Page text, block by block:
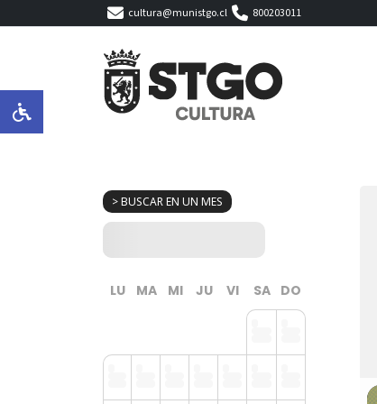
cultura@munistgo.cl 800203011
> BUSCAR EN UN MES
LU MA MI JU VI SA DO